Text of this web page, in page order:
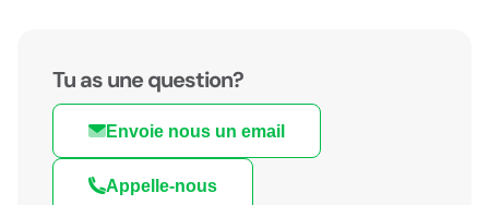
Tu as une question?
Envoie nous un email
Appelle-nous